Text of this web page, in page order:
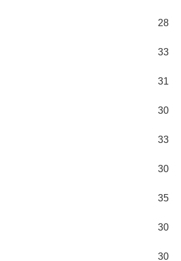
28
33
31
30
33
30
35
30
30